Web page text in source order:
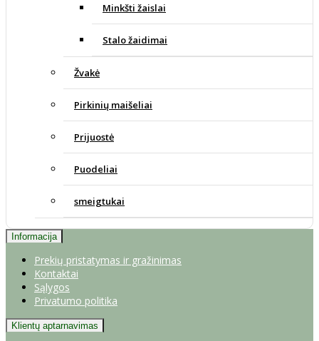
Minkšti žaislai
Stalo žaidimai
Žvakė
Pirkinių maišeliai
Prijuostė
Puodeliai
smeigtukai
Informacija
Prekių pristatymas ir gražinimas
Kontaktai
Sąlygos
Privatumo politika
Klientų aptarnavimas